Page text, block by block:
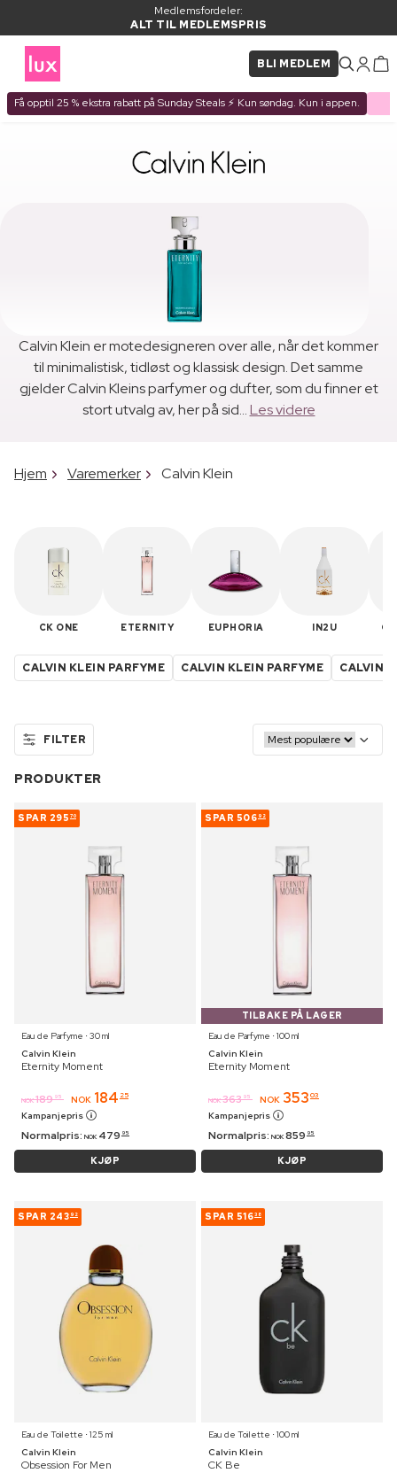
Medlemsfordeler:
ALT TIL MEDLEMSPRIS
BLI MEDLEM
Få opptil 25 % ekstra rabatt på Sunday Steals ⚡ Kun søndag. Kun i appen.
Calvin Klein er motedesigneren over alle, når det kommer
til minimalistisk, tidløst og klassisk design. Det samme
gjelder Calvin Kleins parfymer og dufter, som du finner et
stort utvalg av, her på sid...Les videre
Hjem Varemerker Calvin Klein
CK ONE ETERNITY EUPHORIA IN2U
CALVIN KLEIN PARFYME CALVIN KLEIN PARFYME CALVIN
FILTER
PRODUKTER
SPAR 295 70
Eau de Parfyme ⋅ 30 ml
Calvin Klein
Eternity Moment
NOK 189 95 NOK 184 25
Kampanjepris
Normalpris: NOK 479 95
KJØP
SPAR 506 92
TILBAKE PÅ LAGER
Eau de Parfyme ⋅ 100 ml
Calvin Klein
Eternity Moment
NOK 363 95 NOK 353 03
Kampanjepris
Normalpris: NOK 859 95
KJØP
SPAR 243 92
Eau de Toilette ⋅ 125 ml
Calvin Klein
Obsession For Men
SPAR 51638
Eau de Toilette ⋅ 100 ml
Calvin Klein
CK Be